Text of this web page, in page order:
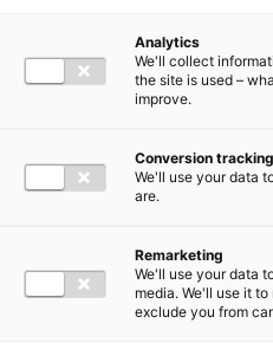
en
Analytics
We'll collect
the site is used –
improve.
Conversion tracking
We'll use your data
are.
Remarketing
We'll use your data
media. We'll use it
exclude you from